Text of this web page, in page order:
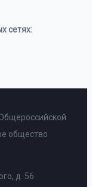
сетях:
общество
д. 56